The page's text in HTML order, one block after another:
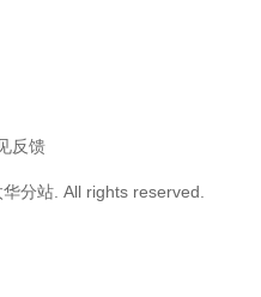
反馈
分站. All rights reserved.